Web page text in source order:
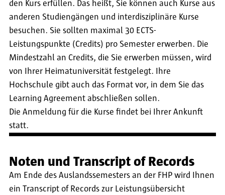
den Kurs erfüllen. Das heißt, Sie können auch Kurse aus
anderen Studiengängen und interdisziplinäre Kurse
besuchen. Sie sollten maximal 30 ECTS-
Leistungspunkte (Credits) pro Semester erwerben. Die
Mindestzahl an Credits, die Sie erwerben müssen, wird
von Ihrer Heimatuniversität festgelegt. Ihre
Hochschule gibt auch das Format vor, in dem Sie das
Learning Agreement abschließen sollen.
Die Anmeldung für die Kurse findet bei Ihrer Ankunft
statt.
Noten und Transcript of Records
Am Ende des Auslandssemesters an der FHP wird Ihnen
ein Transcript of Records zur Leistungsübersicht